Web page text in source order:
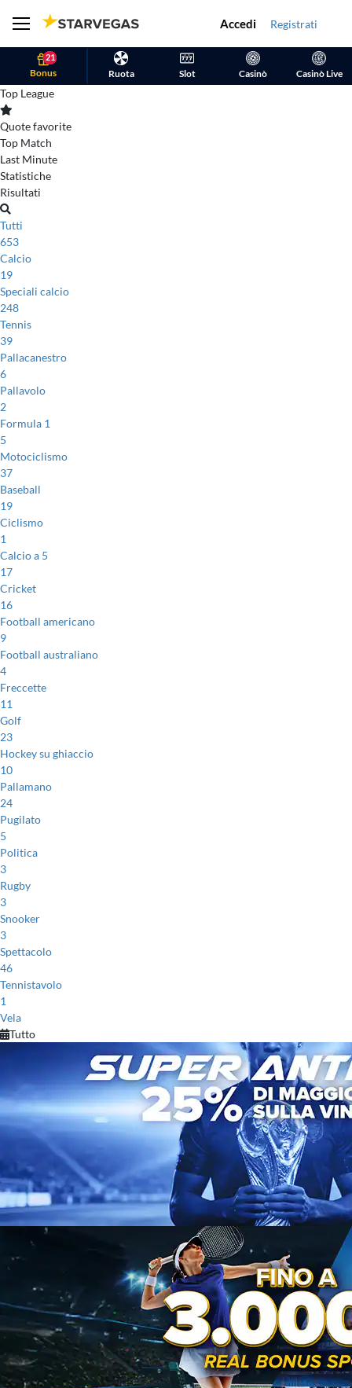
Accedi Registrati
21
Bonus Ruota Slot Casinò Casinò Live
Top League
Quote favorite
Top Match
Last Minute
Statistiche
Risultati
Tutti
653
Calcio
19
Speciali calcio
248
Tennis
39
Pallacanestro
6
Pallavolo
2
Formula 1
5
Motociclismo
37
Baseball
19
Ciclismo
1
Calcio a 5
17
Cricket
16
Football americano
9
Football australiano
4
Freccette
11
Golf
23
Hockey su ghiaccio
10
Pallamano
24
Pugilato
5
Politica
3
Rugby
3
Snooker
3
Spettacolo
46
Tennistavolo
1
Vela
Tutto